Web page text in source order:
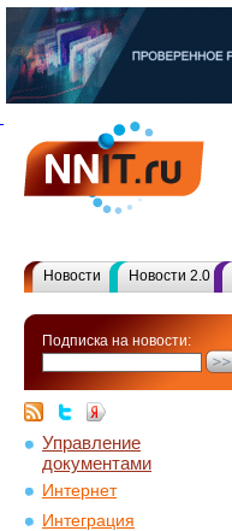
Новости Новости 2.0
Подписка на новости:
Управление
документами
Интернет
Интеграция